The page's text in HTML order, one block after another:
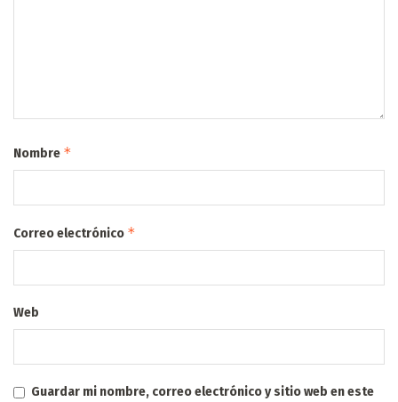
Nombre *
Correo electrónico *
Web
Guardar mi nombre, correo electrónico y sitio web en este